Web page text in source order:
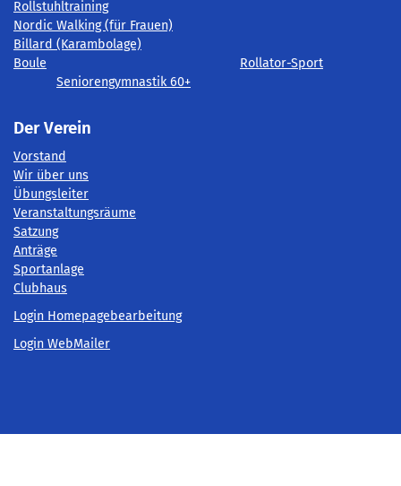
Rollstuhltraining
Nordic Walking (für Frauen)
Billard (Karambolage)
Boule
Rollator-Sport
Seniorengymnastik 60+
Der Verein
Vorstand
Wir über uns
Übungsleiter
Veranstaltungsräume
Satzung
Anträge
Sportanlage
Clubhaus
Login Homepagebearbeitung
Login WebMailer